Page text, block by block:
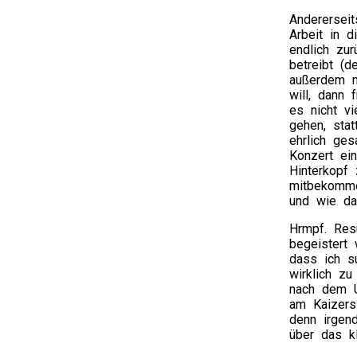
Arbeit in
endlich
betreibt
außerdem
will, dann
es nicht
gehen,
ehrlich
Konzert
Hinterkopf
und wie
Hrmpf.
begeistert
dass ich
wirklich
nach dem
am
denn
über das